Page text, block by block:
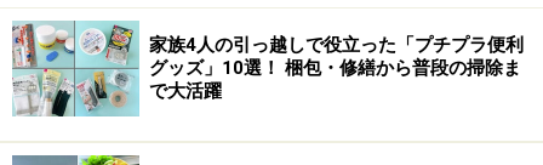
白井晟一展リーフレット（表） ● 画面をクリックすると拡
大します。
また装丁家としても優れたデザインを遺しており、中央
公論社の書籍の表紙と扉絵に添えられた装画は白井晟一
家族4人の引っ越しで役立った「プチプラ便利
グッズ」10選！ 梱包・修繕から普段の掃除ま
で大活躍